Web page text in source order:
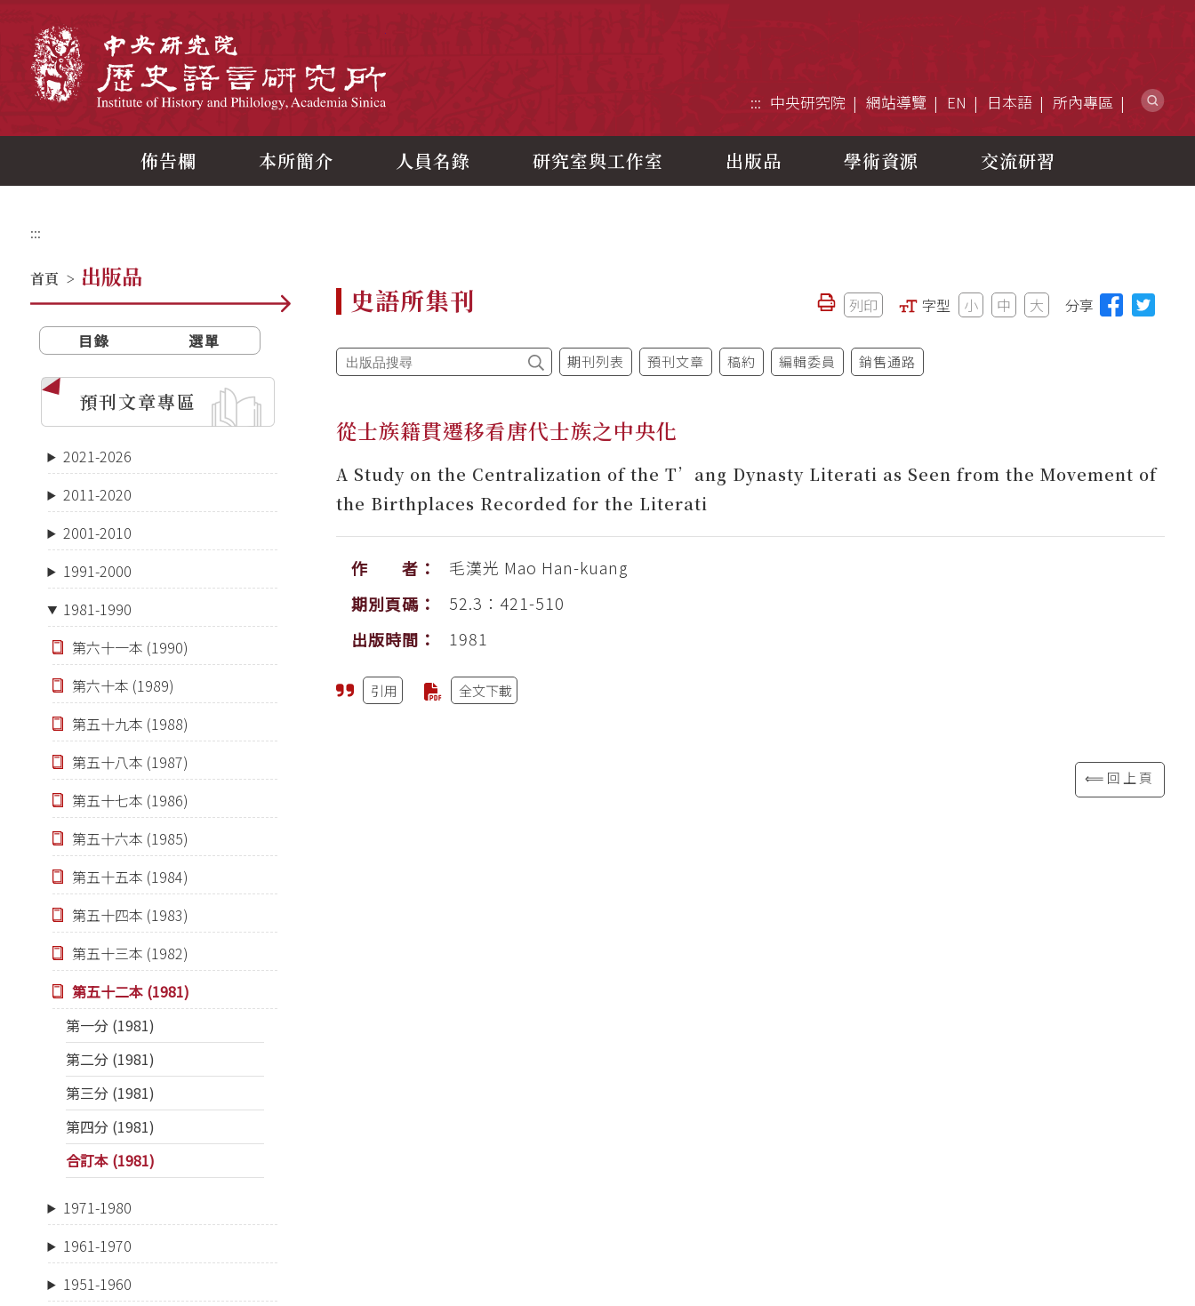
::: 中央研究院 網站導覽 EN 日本語 所內專區
佈告欄 本所簡介 人員名錄 研究室與工作室 出版品 學術資源 交流研習
:::
首頁 > 出版品
目錄 選單
預刊文章專區
2021-2026
2011-2020
2001-2010
1991-2000
1981-1990
第六十一本 (1990)
第六十本 (1989)
第五十九本 (1988)
第五十八本 (1987)
第五十七本 (1986)
第五十六本 (1985)
第五十五本 (1984)
第五十四本 (1983)
第五十三本 (1982)
第五十二本 (1981)
第一分 (1981)
第二分 (1981)
第三分 (1981)
第四分 (1981)
合訂本 (1981)
1971-1980
1961-1970
1951-1960
史語所集刊 列印 字型 小 中 大 分享
期刊列表 預刊文章 稿約 編輯委員 銷售通路
從士族籍貫遷移看唐代士族之中央化
A Study on the Centralization of the T’ang Dynasty Literati as Seen from the Movement of
the Birthplaces Recorded for the Literati
作 者： 毛漢光 Mao Han-kuang
期別頁碼：
52.3：421-510
出版時間：
1981
引用 全文下載
⟸回上頁